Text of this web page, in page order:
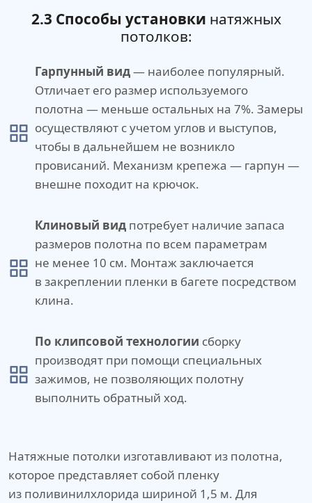
2.3 Способы установки натяжных
потолков:
Гарпунный вид— наиболее популярный.
Отличает его размер используемого
полотна — меньше остальных на 7%. Замеры
осуществляют с учетом углов и выступов,
чтобы в дальнейшем не возникло
провисаний. Механизм крепежа — гарпун —
внешне походит на крючок.
Клиновый вид потребует наличие запаса
размеров полотна по всем параметрам
не менее 10 см. Монтаж заключается
в закреплении пленки в багете посредством
клина.
По клипсовой технологии сборку
производят при помощи специальных
зажимов, не позволяющих полотну
выполнить обратный ход.
Натяжные потолки изготавливают из полотна,
которое представляет собой пленку
из поливинилхлорида шириной 1,5 м. Для